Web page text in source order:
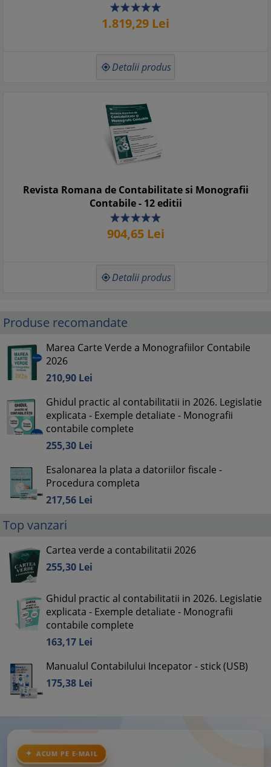
1.819,29 Lei
 Detalii produs
Revista Romana de Contabilitate si Monografii
Contabile - 12 editii
904,65Lei
 Detalii produs
Produse recomandate
Marea Carte Verde a Monografiilor Contabile
2026
210,90 Lei
Ghidul practic al contabilitatii in 2026. Legislatie
explicata - Exemple detaliate - Monografii
contabile complete
255,30 Lei
Esalonarea la plata a datoriilor fiscale -
Procedura completa
217,56 Lei
Top vanzari
Cartea verde a contabilitatii 2026
255,30 Lei
Ghidul practic al contabilitatii in 2026. Legislatie
explicata - Exemple detaliate - Monografii
contabile complete
163,17 Lei
Manualul Contabilului Incepator - stick (USB)
175,38 Lei
ACUM PE E-MAIL